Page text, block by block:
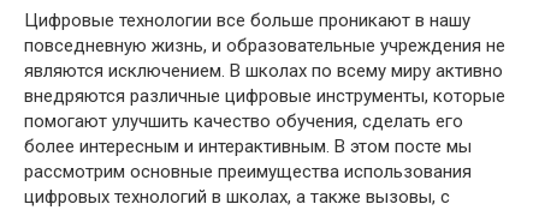
Цифровые технологии все больше проникают в нашу
повседневную жизнь, и образовательные учреждения не
являются исключением. В школах по всему миру активно
внедряются различные цифровые инструменты, которые
помогают улучшить качество обучения, сделать его
более интересным и интерактивным. В этом посте мы
рассмотрим основные преимущества использования
цифровых технологий в школах, а также вызовы, с